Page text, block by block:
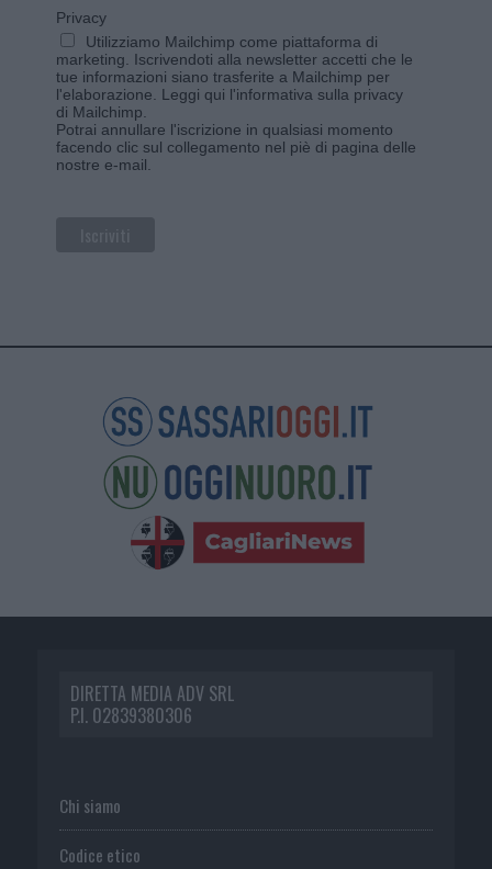
Privacy
Utilizziamo Mailchimp come piattaforma di
marketing. Iscrivendoti alla newsletter accetti che le
tue informazioni siano trasferite a Mailchimp per
l'elaborazione. Leggi qui l'informativa sulla privacy
di Mailchimp
Potrai annullare l'iscrizione in qualsiasi momento
facendo clic sul collegamento nel piè di pagina delle
nostre e-mail.
DIRETTA MEDIA ADV SRL
P.I. 02839380306
Chi siamo
Codice etico